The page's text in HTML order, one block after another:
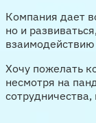
Компания дает
но и
Хочу пожелать
несмотря на